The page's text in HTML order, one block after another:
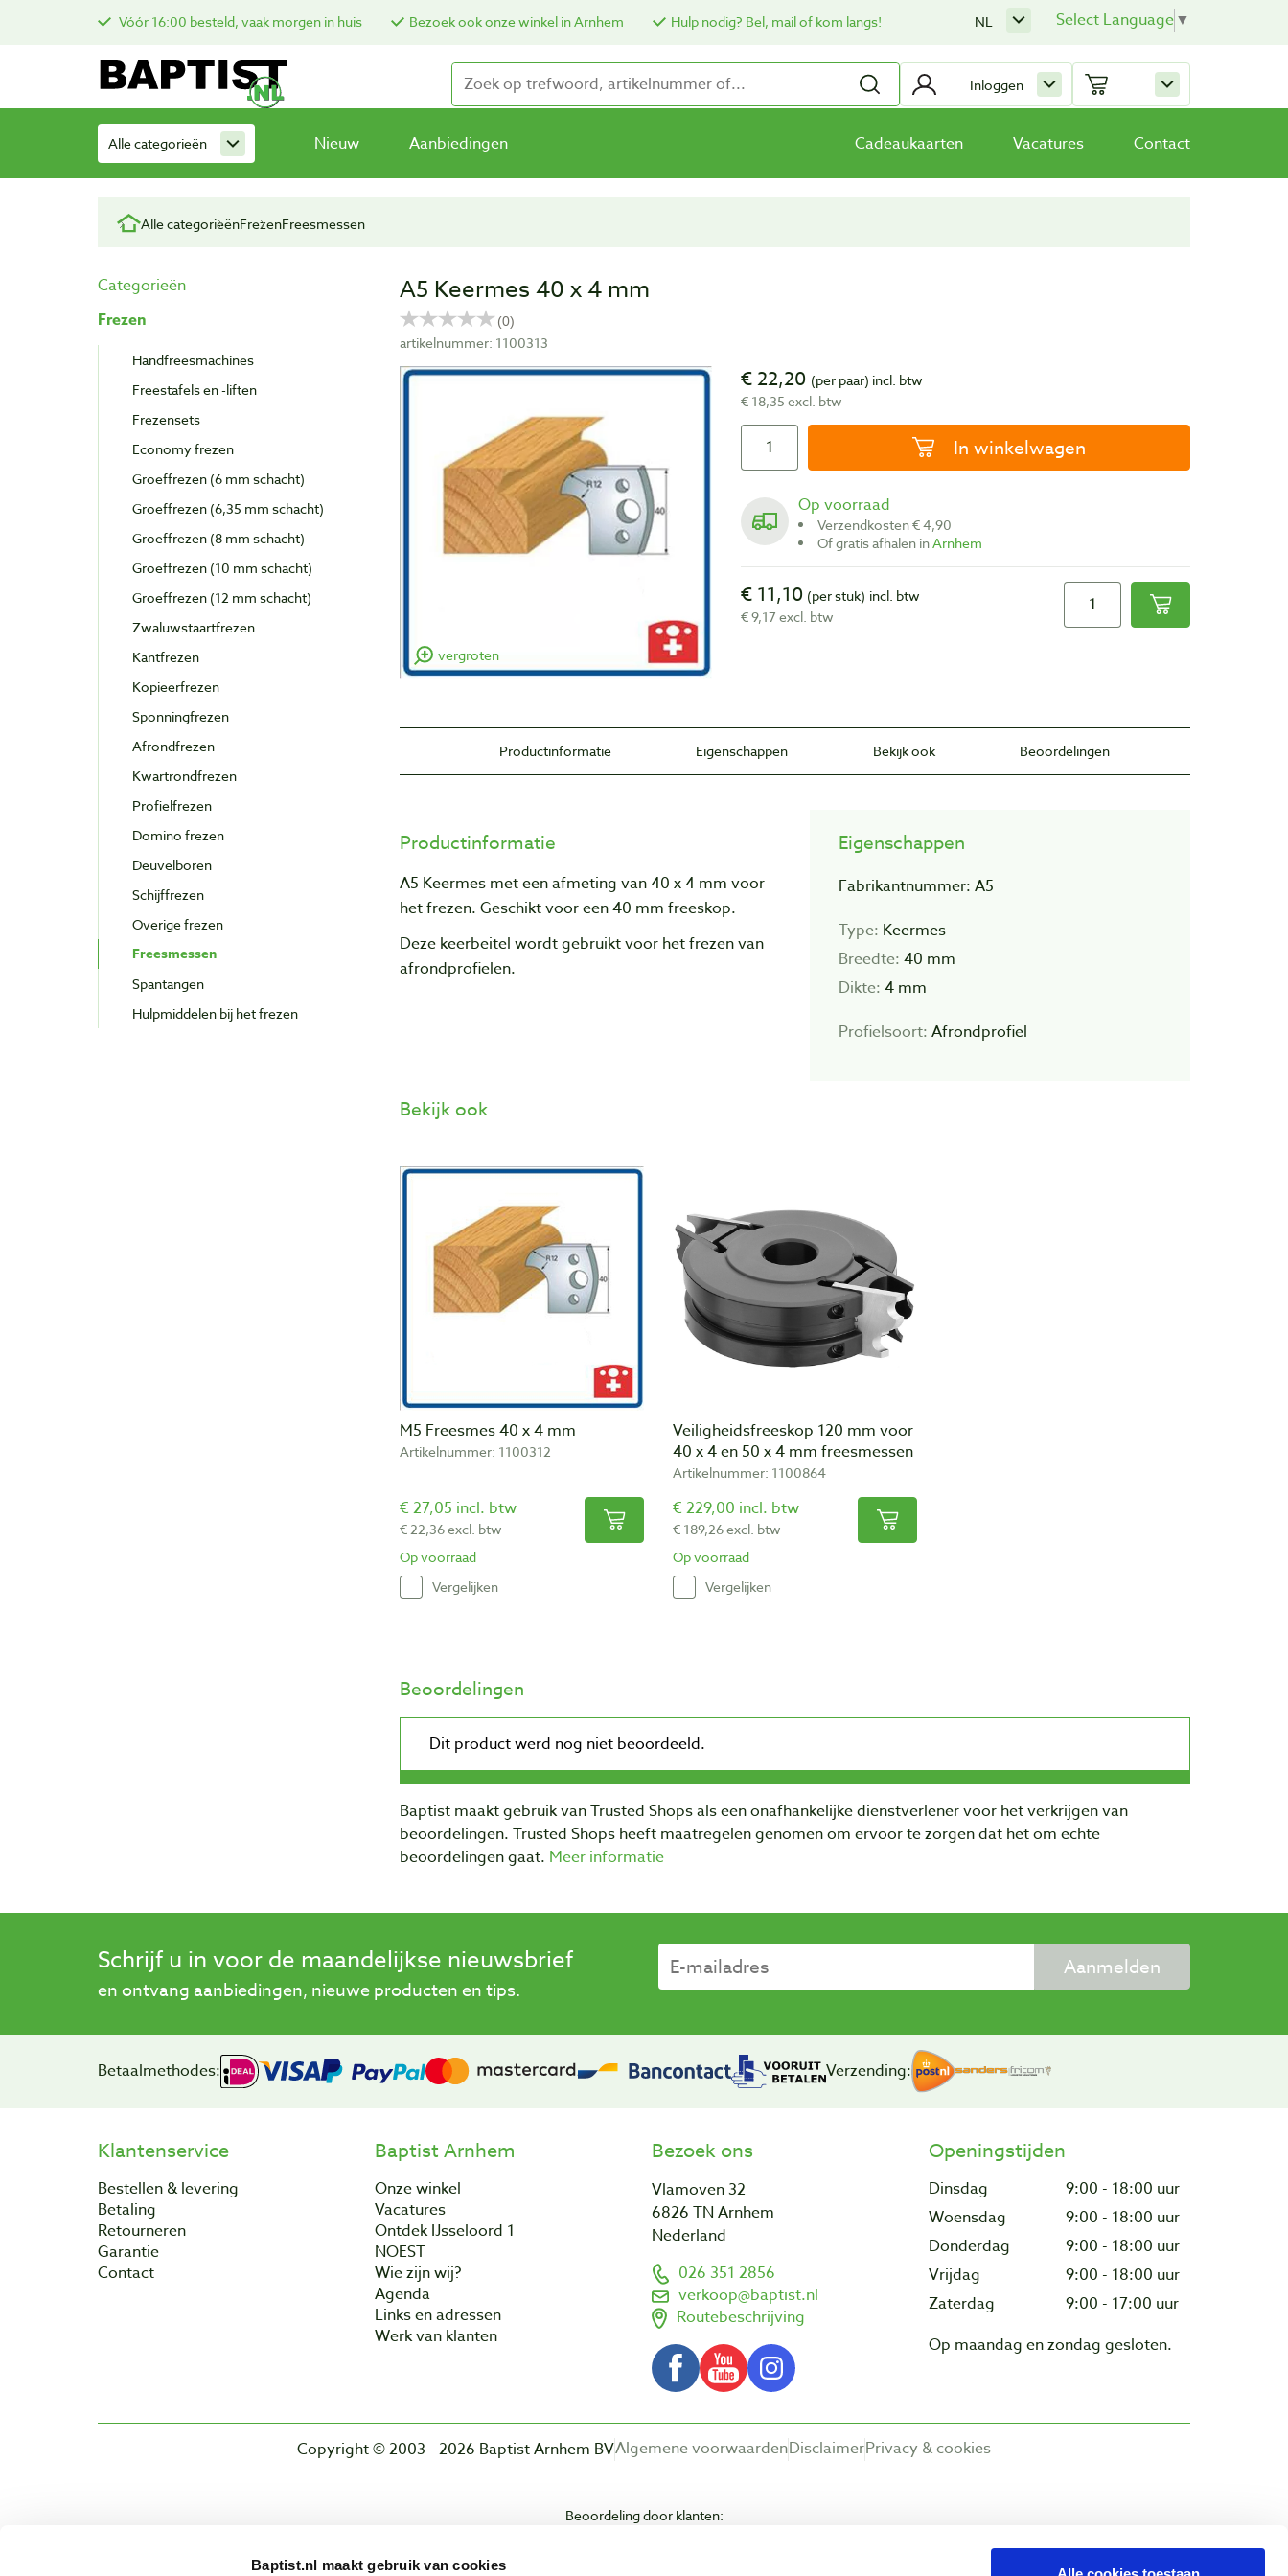
Baptist.nl maakt gebruik van cookies
Vóór 16:00 besteld, vaak morgen in huis Bezoek ook onze winkel in Arnhem Hulp nodig? Bel, mail of kom langs! Select Language▼
NL
Inloggen
Alle categorieën Nieuw Aanbiedingen Cadeaukaarten Vacatures Contact
Alle categorieënFrezenFreesmessen
Categorieën
Frezen
Handfreesmachines
Freestafels en -liften
Frezensets
Economy frezen
Groeffrezen (6 mm schacht)
Groeffrezen (6,35 mm schacht)
Groeffrezen (8 mm schacht)
Groeffrezen (10 mm schacht)
Groeffrezen (12 mm schacht)
Zwaluwstaartfrezen
Kantfrezen
Kopieerfrezen
Sponningfrezen
Afrondfrezen
Kwartrondfrezen
Profielfrezen
Domino frezen
Deuvelboren
Schijffrezen
Overige frezen
Freesmessen
Spantangen
Hulpmiddelen bij het frezen
A5 Keermes 40 x 4 mm
artikelnummer: 1100313
vergroten
€ 22,20 (per paar) incl. btw
€ 18,35 excl. btw
In winkelwagen
Op voorraad
Verzendkosten € 4,90
Of gratis afhalen inArnhem
€ 11,10 (per stuk) incl. btw
€ 9,17 excl. btw
Productinformatie Eigenschappen Bekijk ook Beoordelingen
Productinformatie
A5 Keermes met een afmeting van 40 x 4 mm voor
het frezen. Geschikt voor een 40 mm freeskop.
Deze keerbeitel wordt gebruikt voor het frezen van
afrondprofielen.
Eigenschappen
Fabrikantnummer: A5
Type: Keermes
Breedte: 40 mm
Dikte: 4 mm
Profielsoort: Afrondprofiel
Bekijk ook
M5 Freesmes 40 x 4 mm
Artikelnummer: 1100312
€ 27,05 incl. btw
€ 22,36 excl. btw
Op voorraad
Vergelijken
Veiligheidsfreeskop 120 mm voor
40 x 4 en 50 x 4 mm freesmessen
Artikelnummer: 1100864
€ 229,00 incl. btw
€ 189,26 excl. btw
Op voorraad
Vergelijken
Beoordelingen
Baptist maakt gebruik van Trusted Shops als een onafhankelijke dienstverlener voor het verkrijgen van
beoordelingen. Trusted Shops heeft maatregelen genomen om ervoor te zorgen dat het om echte
beoordelingen gaat. Meer informatie
Schrijf u in voor de maandelijkse nieuwsbrief
en ontvang aanbiedingen, nieuwe producten en tips.
Aanmelden
Betaalmethodes: Verzending:
Klantenservice
Bestellen & levering
Betaling
Retourneren
Garantie
Contact
Baptist Arnhem
Onze winkel
Vacatures
Ontdek IJsseloord 1
NOEST
Wie zijn wij?
Agenda
Links en adressen
Werk van klanten
Bezoek ons
Vlamoven 32
6826 TN Arnhem
Nederland
026 351 2856
verkoop@baptist.nl
Routebeschrijving
Openingstijden
Dinsdag
9:00 - 18:00 uur
Woensdag
9:00 - 18:00 uur
Donderdag
9:00 - 18:00 uur
Vrijdag
9:00 - 18:00 uur
Zaterdag
9:00 - 17:00 uur
Op maandag en zondag gesloten.
Algemene voorwaardenDisclaimerPrivacy & cookies
Copyright © 2003 - 2026 Baptist Arnhem BV
Beoordeling door klanten: